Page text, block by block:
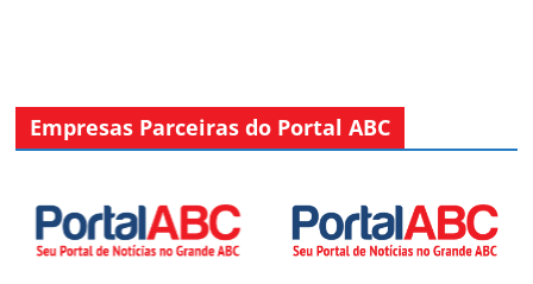
Empresas Parceiras do Portal ABC